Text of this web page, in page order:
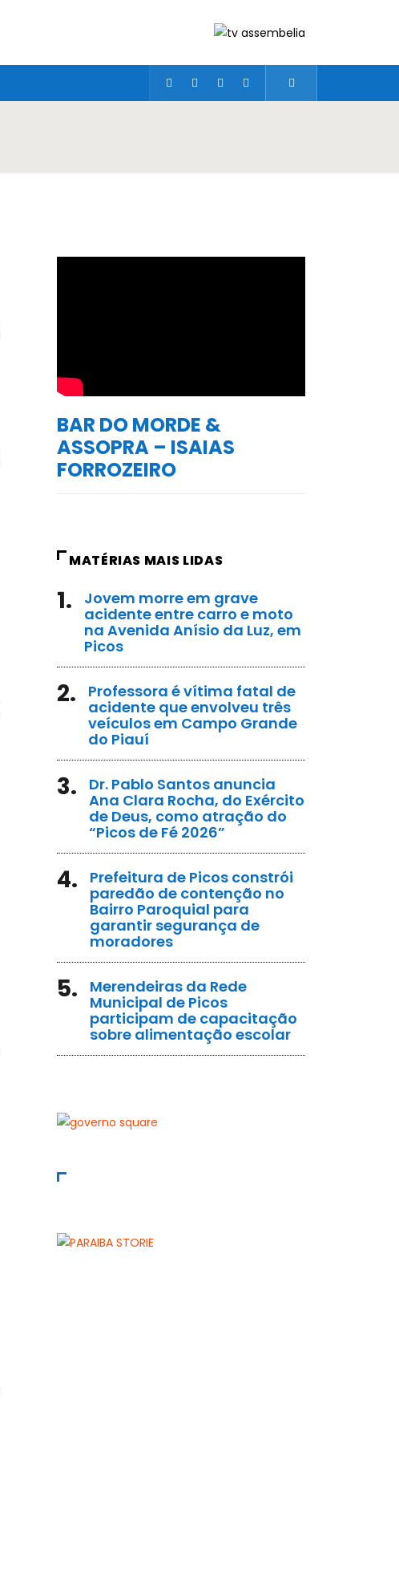
BAR DO MORDE &
ASSOPRA – ISAIAS
FORROZEIRO
MATÉRIAS MAIS LIDAS
1.
Jovem morre em grave
acidente entre carro e moto
na Avenida Anísio da Luz, em
Picos
2.
Professora é vítima fatal de
acidente que envolveu três
veículos em Campo Grande
do Piauí
3.
Dr. Pablo Santos anuncia
Ana Clara Rocha, do Exército
de Deus, como atração do
“Picos de Fé 2026”
4.
Prefeitura de Picos constrói
paredão de contenção no
Bairro Paroquial para
garantir segurança de
moradores
5.
Merendeiras da Rede
Municipal de Picos
participam de capacitação
sobre alimentação escolar